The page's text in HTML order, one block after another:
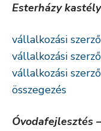
Esterházy
vállalkozási
vállalkozási
vállalkozási
összegezés
Óvodafejlesztés